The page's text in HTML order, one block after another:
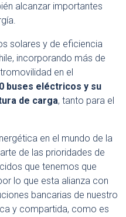
alcanzar importantes
solares y de eficiencia
incorporando más de
en el
buses eléctricos y su
de carga, tanto para el
en el mundo de la
de las prioridades de
que tenemos que
lo que esta alianza con
bancarias de nuestro
y compartida, como es